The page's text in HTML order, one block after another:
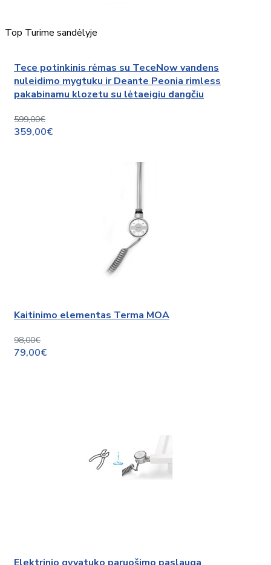
Top Turime sandėlyje
Tece potinkinis rėmas su TeceNow vandens
nuleidimo mygtuku ir Deante Peonia rimless
pakabinamu klozetu su lėtaeigiu dangčiu
599,00€
359,00€
Kaitinimo elementas Terma MOA
98,00€
79,00€